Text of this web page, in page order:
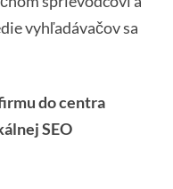
vyhľadávačov sa
do centra
SEO